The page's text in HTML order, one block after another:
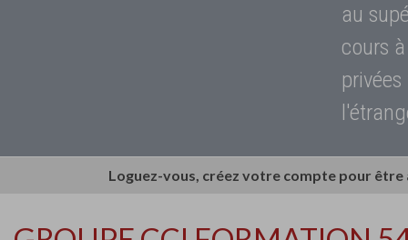
au
cours
Loguez-vous, créez votre compte pour